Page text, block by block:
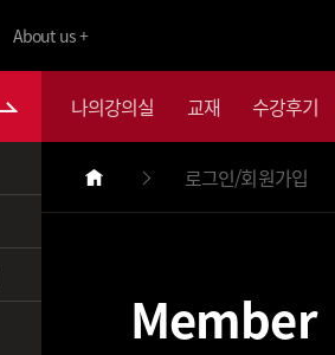
About us +
나의강의실 교재 수강후기
로그인/회원가입
Member